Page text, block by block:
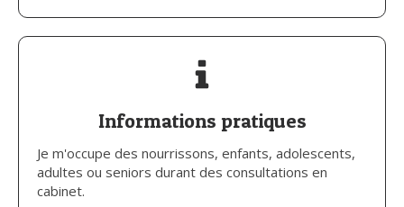
Informations pratiques
Je m'occupe des nourrissons, enfants, adolescents,
adultes ou seniors durant des consultations en
cabinet.